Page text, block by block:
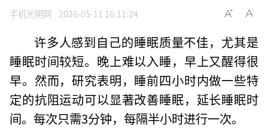
手机光明网 2026-05-11 16:11:24
许多人感到自己的睡眠质量不佳，尤其是
睡眠时间较短。晚上难以入睡，早上又醒得很
早。然而，研究表明，睡前四小时内做一些特
定的抗阻运动可以显著改善睡眠，延长睡眠时
间。每次只需3分钟，每隔半小时进行一次。